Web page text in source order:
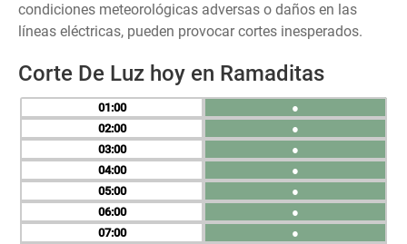
condiciones meteorológicas adversas o daños en las
líneas eléctricas, pueden provocar cortes inesperados.
Corte De Luz hoy en Ramaditas
01
02
03
04
05
06
07
●
●
●
●
●
●
●